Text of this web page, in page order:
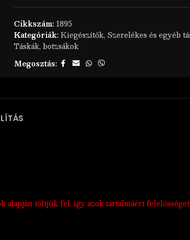
Cikkszám: 1895
Kategóriák: Kiegészítők, Szerelékes és egyéb
Táskák, botzsákok
Megosztás:
alapján töltjük fel, így azok tartalmáért